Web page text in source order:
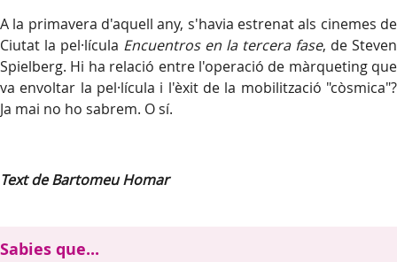
A la primavera d'aquell any, s'havia estrenat als cinemes de
Ciutat la pel·lícula Encuentros en la tercera fase, de Steven
Spielberg. Hi ha relació entre l'operació de màrqueting que
va envoltar la pel·lícula i l'èxit de la mobilització "còsmica"?
Ja mai no ho sabrem. O sí.
Text de Bartomeu Homar
Sabies que...